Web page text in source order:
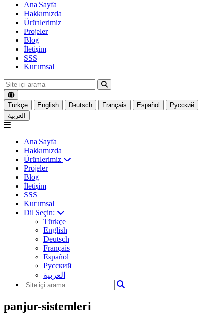
Ana Sayfa
Hakkımızda
Ürünlerimiz
Projeler
Blog
İletişim
SSS
Kurumsal
Türkçe English Deutsch Français Español
Русский
العربية
Ana Sayfa
Hakkımızda
Ürünlerimiz
Projeler
Blog
İletişim
SSS
Kurumsal
Dil Seçin:
Türkçe
English
Deutsch
Français
Español
Русский
العربية
panjur-sistemleri